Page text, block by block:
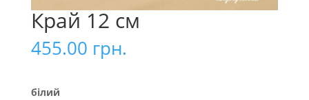
Край 12 см
455.00 грн.
білий